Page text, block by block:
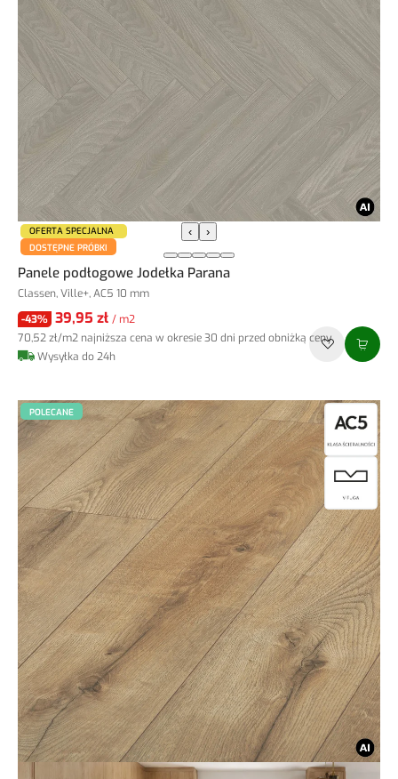
‹ ›
OFERTA SPECJALNA
DOSTĘPNE PRÓBKI
Panele podłogowe Jodełka Parana
Classen, Ville+, AC5 10 mm
-43% 39,95 zł / m2
70,52 zł/m2 najniższa cena w okresie 30 dni przed obniżką ceny
Wysyłka do 24h
POLECANE